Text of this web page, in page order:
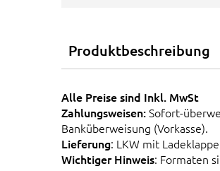
Produktbeschreibung
Alle Preise sind Inkl. MwSt
Zahlungsweisen:Sofort-
Banküberweisung (Vorkasse).
Lieferung: LKW mit
Wichtiger Hinweis: Formaten